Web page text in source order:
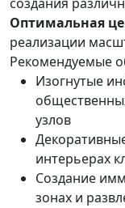
создания
Оптимальная
реализации
Рекомендуемые
Изогнутые
узлов
интерьерах
Создание
зонах и